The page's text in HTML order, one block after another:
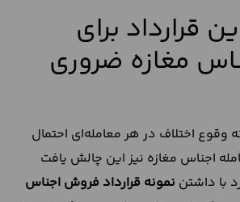
قرارداد برای
مغازه ضروری
وقوع اختلاف در هر معامله‌ای احتمال
اجناس مغازه نیز این چالش یافت
با داشتن نمونه قراردادفروش اجناس